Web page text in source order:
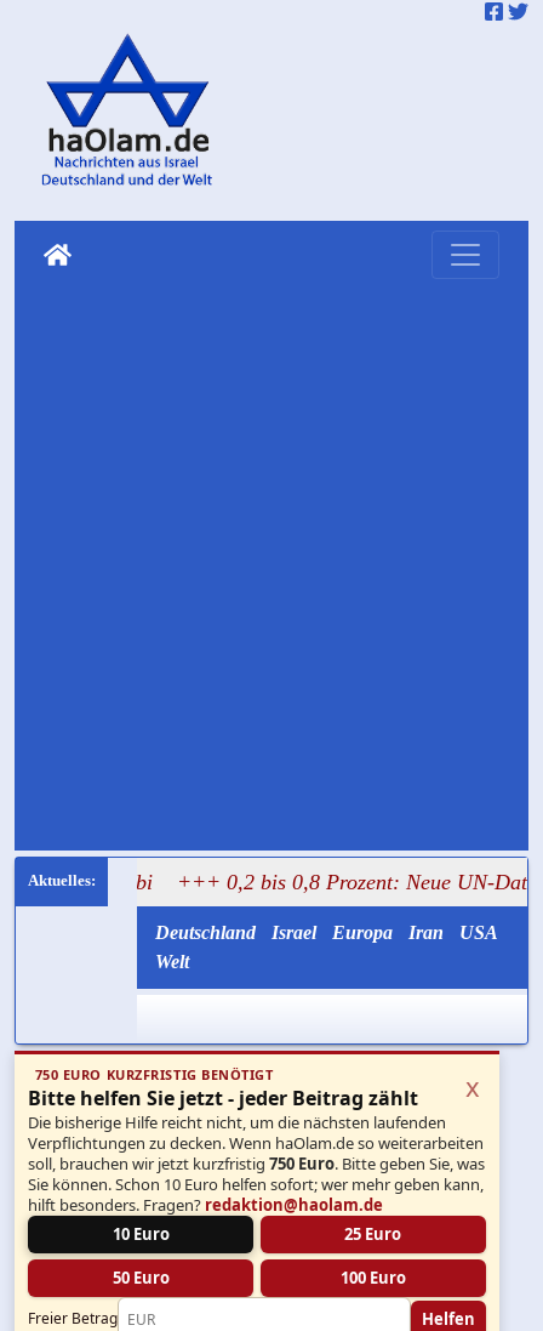
+++ 0,2 bis 0,8 Prozent: Neue UN-Daten stellen
Deutschland Israel Europa Iran
USA
Welt
750 EURO KURZFRISTIG BENÖTIGT
Bitte helfen Sie jetzt - jeder Beitrag zählt
Die bisherige Hilfe reicht nicht, um die nächsten laufenden
Verpflichtungen zu decken. Wenn haOlam.de so weiterarbeiten
soll, brauchen wir jetzt kurzfristig750 Euro. Bitte geben Sie, was
Sie können. Schon 10 Euro helfen sofort; wer mehr geben kann,
hilft besonders. Fragen? redaktion@haolam.de
10 Euro
25 Euro
50 Euro 100 Euro
Freier Betrag Helfen
x